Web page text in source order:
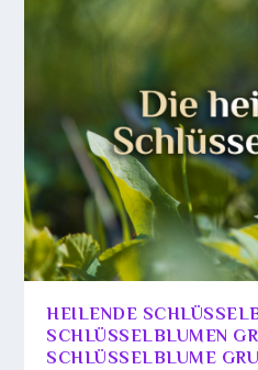
HEILENDE
SCHLÜSSELBLUMEN
SCHLÜSSELBLUME